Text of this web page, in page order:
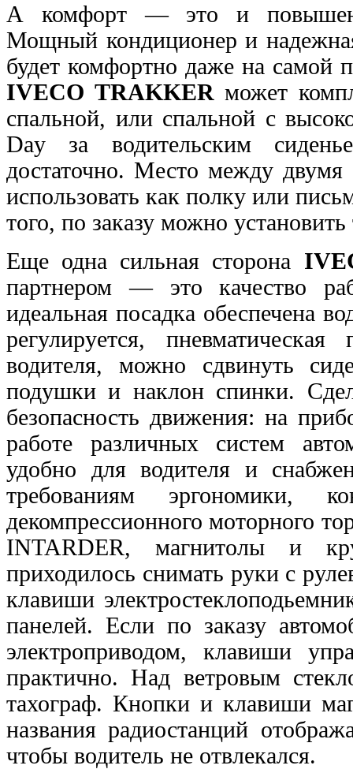
А комфорт — это и
Мощный кондиционер и
будет комфортно даже на самой
IVECO TRAKKERможет
спальной, или спальной с
Day за водительским
достаточно. Местомежду двумя
использовать как полку или
того, по заказу можно установить
Еще одна сильная сторона
партнером — это качество
идеальная посадка обеспечена
регулируется,
водителя, можно сдвинуть
подушки и наклон спинки.
безопасность движения: на
работе различных систем
удобно для водителя и
требованиям эргономики,
декомпрессионного моторного
INTARDER, магнитолы и
приходилось снимать руки с
клавиши
панелей. Если по заказу
электроприводом, клавиши
практично. Над ветровым
тахограф. Кнопки и клавиши
названия радиостанций
чтобы водитель не отвлекался.